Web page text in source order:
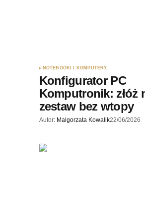
NOTEBOOKI I KOMPUTERY
Konfigurator PC
Komputronik: złóż
zestaw bez wtopy
Autor: Malgorzata Kowalik22/06/2026